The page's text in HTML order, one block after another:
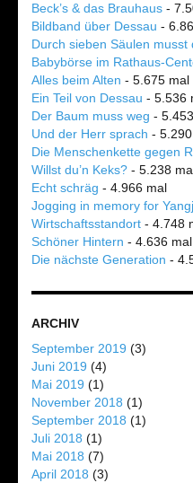
Beck’s & das Brauhaus -
Bildband über Dessau -
Durch sieben Säulen musst
Babybörse im Rathaus-
Alles beim Alten - 5.675 mal
Ein Teil von Dessau - 5.536
Der Baum muss weg -
Und der Herr sprach -
Die Menschenkette gegen
Willst du’n Keks? - 5.238
Echt schräg - 4.966 mal
Jogging in memory for
Wirtschaftsstandort - 4.748
Schöner Hintern - 4.636 mal
Die nächste Generation -
ARCHIV
September 2019 (3)
Juni 2019 (4)
Mai 2019 (1)
November 2018 (1)
September 2018 (1)
Juli 2018 (1)
Mai 2018 (7)
April 2018 (3)